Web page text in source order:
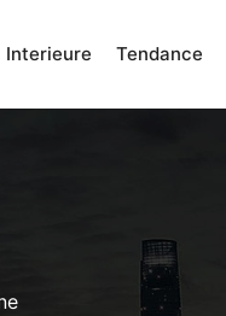
Interieure Tendance